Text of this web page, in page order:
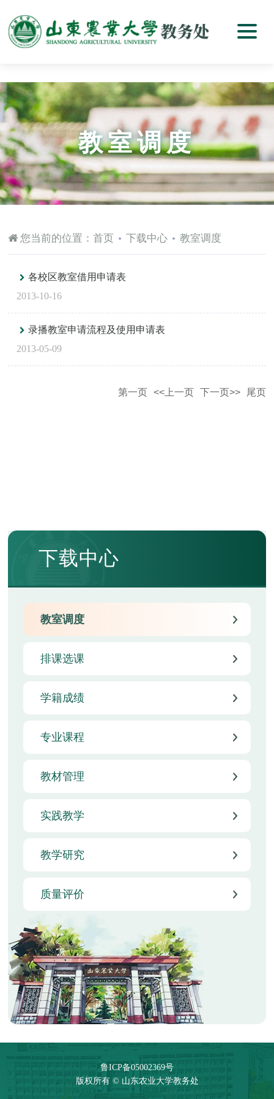
教室调度
您当前的位置：首页 下载中心 教室调度
各校区教室借用申请表
2013-10-16
录播教室申请流程及使用申请表
2013-05-09
第一页 <<上一页 下一页>> 尾页
下载中心
教室调度
排课选课
学籍成绩
专业课程
教材管理
实践教学
教学研究
质量评价
鲁ICP备05002369号
版权所有 © 山东农业大学教务处